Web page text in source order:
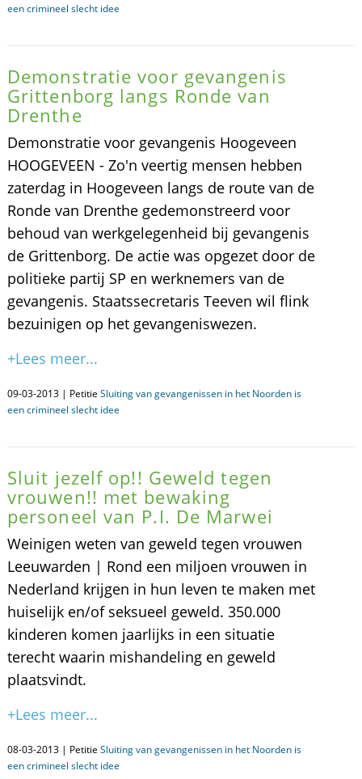
een crimineel slecht idee
Demonstratie voor gevangenis
Grittenborg langs Ronde van
Drenthe
Demonstratie voor gevangenis Hoogeveen
HOOGEVEEN - Zo'n veertig mensen hebben
zaterdag in Hoogeveen langs de route van de
Ronde van Drenthe gedemonstreerd voor
behoud van werkgelegenheid bij gevangenis
de Grittenborg. De actie was opgezet door de
politieke partij SP en werknemers van de
gevangenis. Staatssecretaris Teeven wil flink
bezuinigen op het gevangeniswezen.
+Lees meer...
09-03-2013 | Petitie Sluiting van gevangenissen in het Noorden is
een crimineel slecht idee
Sluit jezelf op!! Geweld tegen
vrouwen!! met bewaking
personeel van P.I. De Marwei
Weinigen weten van geweld tegen vrouwen
Leeuwarden | Rond een miljoen vrouwen in
Nederland krijgen in hun leven te maken met
huiselijk en/of seksueel geweld. 350.000
kinderen komen jaarlijks in een situatie
terecht waarin mishandeling en geweld
plaatsvindt.
+Lees meer...
08-03-2013 | Petitie Sluiting van gevangenissen in het Noorden is
een crimineel slecht idee